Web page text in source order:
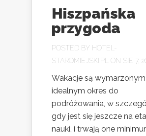
Hiszpańska
przygoda
POSTED BY HOTEL-
STAROMIEJSKI.PL
ON SIE 7,
Wakacje są wymarzonym
idealnym okres do
podróżowania, w
gdy jest się jeszcze na
nauki, i trwają one